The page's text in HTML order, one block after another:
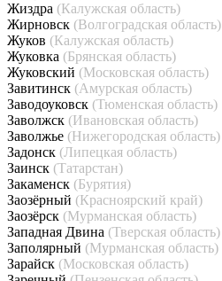
Жиздра (Калужская область)
Жирновск (Волгоградская область)
Жуков (Калужская область)
Жуковка (Брянская область)
Жуковский (Московская область)
Завитинск (Амурская область)
Заводоуковск (Тюменская область)
Заволжск (Ивановская область)
Заволжье (Нижегородская область)
Задонск (Липецкая область)
Заинск (Татарстан)
Закаменск (Бурятия)
Заозёрный (Красноярский край)
Заозёрск (Мурманская область)
Западная Двина (Тверская область)
Заполярный (Мурманская область)
Зарайск (Московская область)